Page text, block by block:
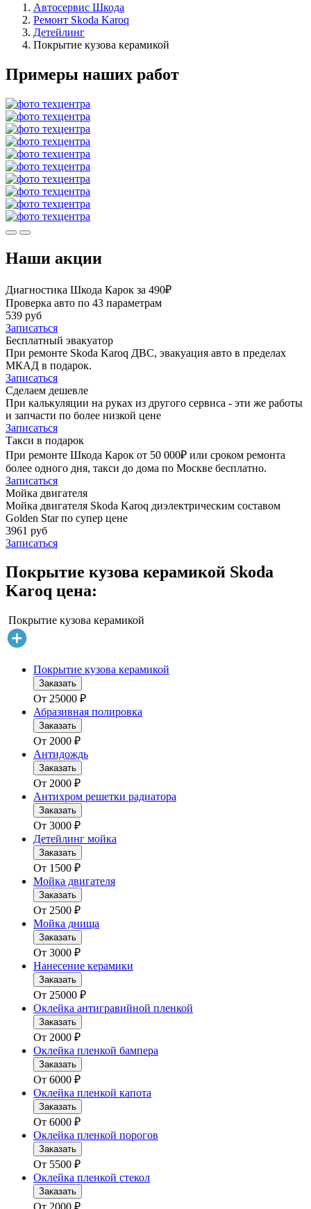
Автосервис Шкода
Ремонт Skoda Karoq
Детейлинг
Покрытие кузова керамикой
Примеры наших работ
Наши акции
Диагностика Шкода Карок за 490₽
Проверка авто по 43 параметрам
539 руб
Записаться
Бесплатный эвакуатор
При ремонте Skoda Karoq ДВС, эвакуация авто в пределах
МКАД в подарок.
Записаться
Сделаем дешевле
При калькуляции на руках из другого сервиса - эти же работы
и запчасти по более низкой цене
Записаться
Такси в подарок
При ремонте Шкода Карок от 50 000₽ или сроком ремонта
более одного дня, такси до дома по Москве бесплатно.
Записаться
Мойка двигателя
Мойка двигателя Skoda Karoq диэлектрическим составом
Golden Star по супер цене
3961 руб
Записаться
Покрытие кузова керамикой Skoda
Karoq цена:
Покрытие кузова керамикой
Покрытие кузова керамикой
Заказать
От 25000 ₽
Абразивная полировка
Заказать
От 2000 ₽
Антидождь
Заказать
От 2000 ₽
Антихром решетки радиатора
Заказать
От 3000 ₽
Детейлинг мойка
Заказать
От 1500 ₽
Мойка двигателя
Заказать
От 2500 ₽
Мойка днища
Заказать
От 3000 ₽
Нанесение керамики
Заказать
От 25000 ₽
Оклейка антигравийной пленкой
Заказать
От 2000 ₽
Оклейка пленкой бампера
Заказать
От 6000 ₽
Оклейка пленкой капота
Заказать
От 6000 ₽
Оклейка пленкой порогов
Заказать
От 5500 ₽
Оклейка пленкой стекол
Заказать